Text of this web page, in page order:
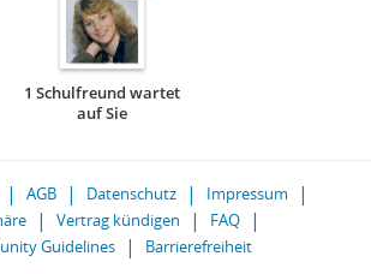
1 Schulfreund wartet
auf Sie
AGB Datenschutz
Impressum
Vertrag kündigen
FAQ
Guidelines
Barrierefreiheit